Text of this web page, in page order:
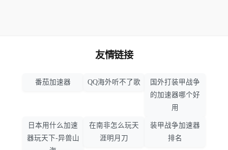
友情链接
番茄加速器 QQ海外听不了歌
国外打装甲战争
的加速器哪个好
用
日本用什么加速
器玩天下-异兽山
在南非怎么玩天
涯明月刀
装甲战争加速器
排名